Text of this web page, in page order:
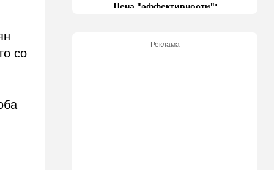
со
Цена "эффективности":
Реклама